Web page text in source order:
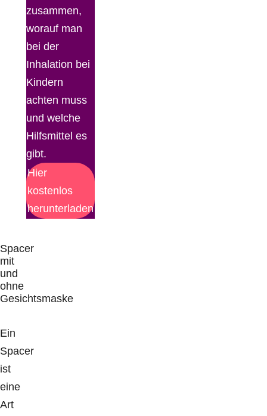
zusammen,
worauf man
bei der
Inhalation bei
Kindern
achten muss
und welche
Hilfsmittel es
gibt.
Hier
kostenlos
herunterladen
Spacer
mit
und
ohne
Gesichtsmaske
Ein
Spacer
ist
eine
Art